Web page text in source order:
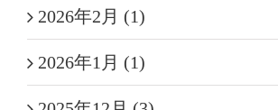
2026年2月 (1)
2026年1月 (1)